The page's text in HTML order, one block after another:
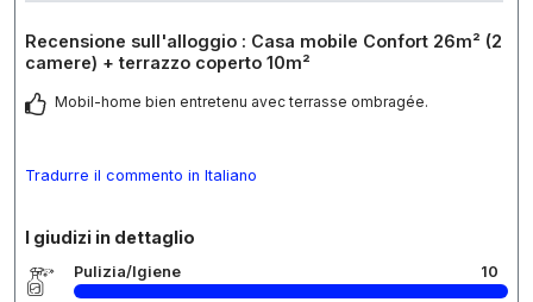
Recensione sull'alloggio : Casa mobile Confort 26m² (2
camere) + terrazzo coperto 10m²
Mobil-home bien entretenu avec terrasse ombragée.
Tradurre il commento in Italiano
I giudizi in dettaglio
Pulizia/Igiene 10